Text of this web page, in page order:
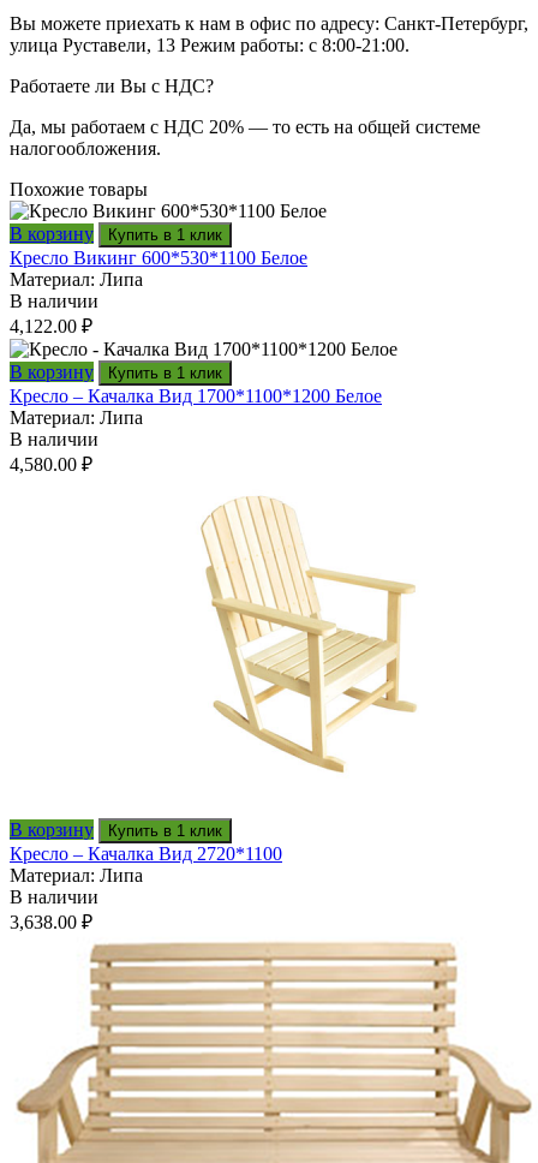
Вы можете приехать к нам в офис по адресу: Санкт-Петербург,
улица Руставели, 13 Режим работы: с 8:00-21:00.
Работаете ли Вы с НДС?
Да, мы работаем с НДС 20% — то есть на общей системе
налогообложения.
Похожие товары
В корзину Купить в 1 клик
Кресло Викинг 600*530*1100 Белое
Материал: Липа
В наличии
4,122.00 ₽
В корзину Купить в 1 клик
Кресло – Качалка Вид 1700*1100*1200 Белое
Материал: Липа
В наличии
4,580.00 ₽
В корзину Купить в 1 клик
Кресло – Качалка Вид 2720*1100
Материал: Липа
В наличии
3,638.00 ₽